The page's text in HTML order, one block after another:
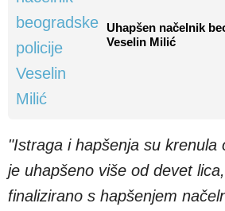
Uhapšen načelnik
Veselin Milić
"Istraga i hapšenja su krenula
je uhapšeno više od devet
finalizirano s hapšenjem